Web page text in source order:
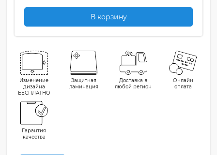
В корзину
Изменение
дизайна
БЕСПЛАТНО
Защитная
ламинация
Доставка в
любой регион
Онлайн
оплата
Гарантия
качества